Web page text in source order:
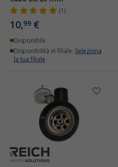
(1)
10,99 €
Disponibile
Disponibilità in filiale: Seleziona
la tua filiale